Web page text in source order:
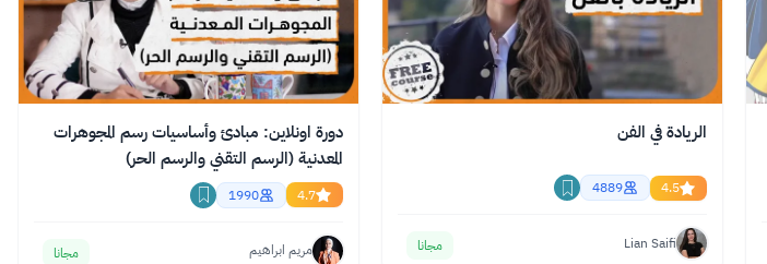
الريادة في الفن
4.5
4889
Lian Saifi مجانا
دورة اونلاين: مبادئ وأساسيات رسم المجوهرات
المعدنية (الرسم التقني والرسم الحر)
4.7
1990
مريم ابراهيم مجانا